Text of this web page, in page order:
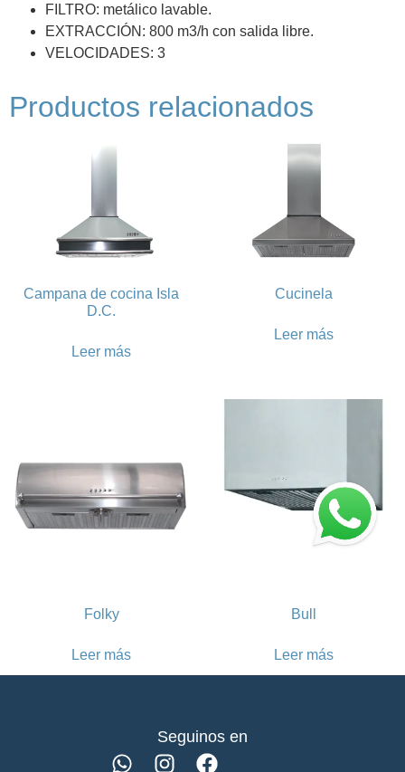
FILTRO: metálico lavable.
EXTRACCIÓN: 800 m3/h con salida libre.
VELOCIDADES: 3
Productos relacionados
Campana de cocina Isla
D.C.
Leer más
Cucinela
Leer más
Folky
Leer más
Bull
Leer más
Seguinos en